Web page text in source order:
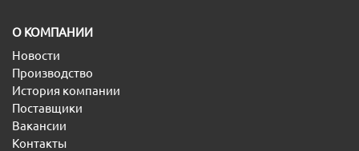
O КОМПАНИИ
Новости
Производство
История компании
Поставщики
Вакансии
Контакты